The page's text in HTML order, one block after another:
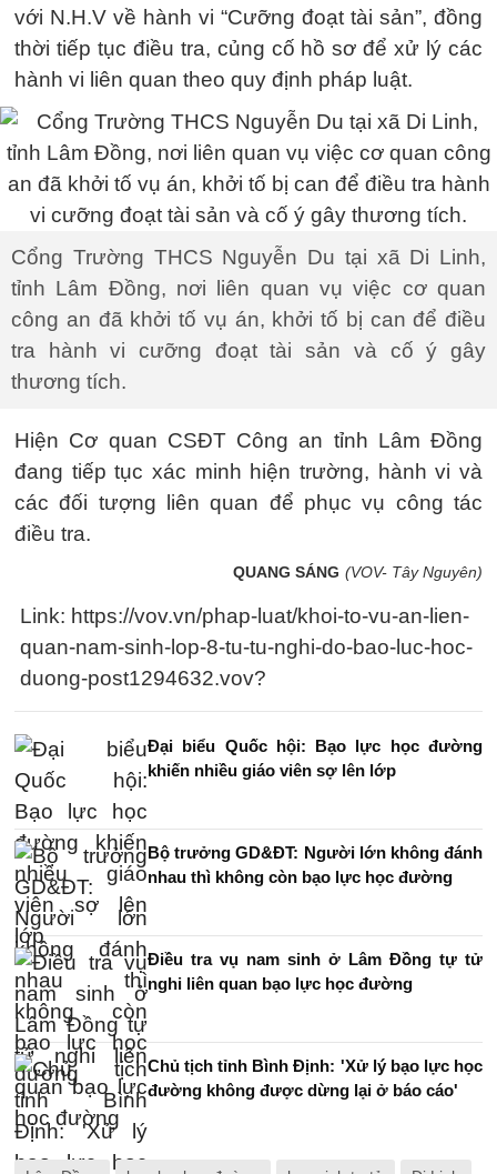
với N.H.V về hành vi “Cưỡng đoạt tài sản”, đồng
thời tiếp tục điều tra, củng cố hồ sơ để xử lý các
hành vi liên quan theo quy định pháp luật.
Cổng Trường THCS Nguyễn Du tại xã Di Linh,
tỉnh Lâm Đồng, nơi liên quan vụ việc cơ quan
công an đã khởi tố vụ án, khởi tố bị can để điều
tra hành vi cưỡng đoạt tài sản và cố ý gây
thương tích.
Hiện Cơ quan CSĐT Công an tỉnh Lâm Đồng
đang tiếp tục xác minh hiện trường, hành vi và
các đối tượng liên quan để phục vụ công tác
điều tra.
QUANG SÁNG (VOV- Tây Nguyên)
Link: https://vov.vn/phap-luat/khoi-to-vu-an-lien-
quan-nam-sinh-lop-8-tu-tu-nghi-do-bao-luc-hoc-
duong-post1294632.vov?
Đại biểu Quốc hội: Bạo lực học đường
khiến nhiều giáo viên sợ lên lớp
Bộ trưởng GD&ĐT: Người lớn không đánh
nhau thì không còn bạo lực học đường
Điều tra vụ nam sinh ở Lâm Đồng tự tử
nghi liên quan bạo lực học đường
Chủ tịch tỉnh Bình Định: 'Xử lý bạo lực học
đường không được dừng lại ở báo cáo'